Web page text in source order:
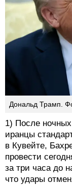
Дональд Трамп.
1) После
иранцы
в Кувейте,
провести
за три часа до
что удары